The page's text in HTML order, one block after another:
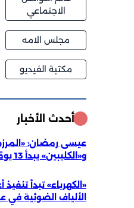
الاجتماعي
مجلس الامه
مكتبة الفيديو
أحدث الأخبار
و«الكليبين» يبدأ 13 يومًا من الحر والرطوبة
«الكهرباء» تبدأ
الألياف الضوئية